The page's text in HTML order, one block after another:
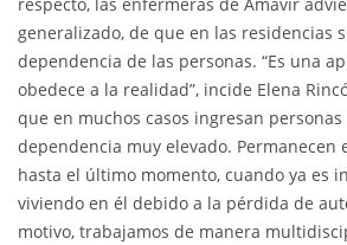
generalizado, de que en las residencias
dependencia de las personas. “Es una
obedece a la realidad”, incide Elena
que en muchos casos ingresan
dependencia muy elevado. Permanecen
hasta el último momento, cuando ya es
viviendo en él debido a la pérdida de
motivo, trabajamos de manera